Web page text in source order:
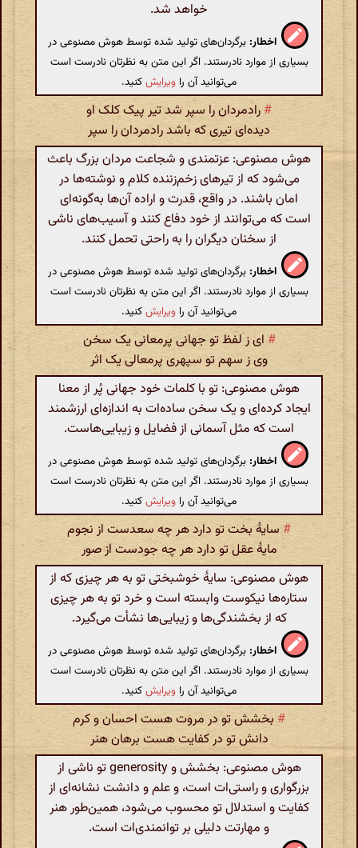
خواهد شد.
اخطار: برگردان‌های تولید شده توسط هوش مصنوعی در
بسیاری از موارد نادرستند. اگر این متن به نظرتان نادرست است
می‌توانید آن را ویرایشکنید.
# رادمردان را سپر شد تیر پیک‌ کلک او
دیده‌ای تیری که باشد رادمردان را سپر
هوش مصنوعی: عزتمندی و شجاعت مردان بزرگ باعث
می‌شود که از تیرهای زخم‌زننده کلام و نوشته‌ها در
امان باشند. در واقع، قدرت و اراده آن‌ها به‌گونه‌ای
است که می‌توانند از خود دفاع کنند و آسیب‌های ناشی
از سخنان دیگران را به راحتی تحمل کنند.
اخطار: برگردان‌های تولید شده توسط هوش مصنوعی در
بسیاری از موارد نادرستند. اگر این متن به نظرتان نادرست است
می‌توانید آن را ویرایشکنید.
# ای ز لفظ تو جهانی پرمعانی یک سخن
وی ز سهم تو سپهری پرمعالی یک اثر
هوش مصنوعی: تو با کلمات خود جهانی پُر از معنا
ایجاد کرده‌ای و یک سخن ساده‌ات به اندازه‌ای ارزشمند
است که مثل آسمانی از فضایل و زیبایی‌هاست.
اخطار: برگردان‌های تولید شده توسط هوش مصنوعی در
بسیاری از موارد نادرستند. اگر این متن به نظرتان نادرست است
می‌توانید آن را ویرایشکنید.
#سایهٔ بخت تو دارد هر چه سعدست از نجوم
مایهٔ عقل تو دارد هر چه جودست از صور
هوش مصنوعی: سایهٔ خوشبختی تو به هر چیزی که از
ستاره‌ها نیکوست وابسته است و خرد تو به هر چیزی
که از بخشندگی‌ها و زیبایی‌ها نشأت می‌گیرد.
اخطار: برگردان‌های تولید شده توسط هوش مصنوعی در
بسیاری از موارد نادرستند. اگر این متن به نظرتان نادرست است
می‌توانید آن را ویرایشکنید.
# بخشش تو در مروت هست احسان و کرم
دانش تو در کفایت هست برهان هنر
هوش مصنوعی: بخشش و generosity تو ناشی از
بزرگواری و راستی‌ات است، و علم و دانشت نشانه‌ای از
کفایت و استدلال تو محسوب می‌شود، همین‌طور هنر
و مهارتت دلیلی بر توانمندی‌ات است.